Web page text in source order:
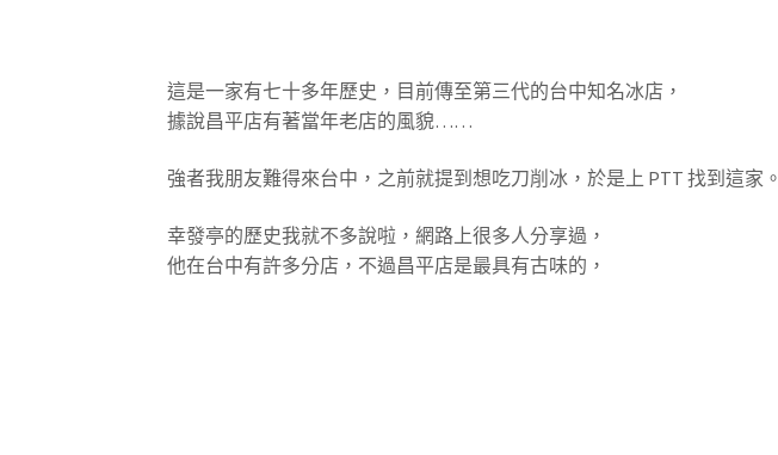
這是一家有七十多年歷史，目前傳至第三代的台中知名冰店，
據說昌平店有著當年老店的風貌……
強者我朋友難得來台中，之前就提到想吃刀削冰，於是上 PTT 找到這家。
幸發亭的歷史我就不多說啦，網路上很多人分享過，
他在台中有許多分店，不過昌平店是最具有古味的，